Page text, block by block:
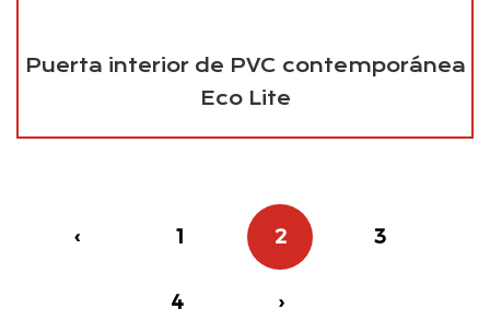
Puerta interior de PVC contemporánea
Eco Lite
‹ 1 2 3
4 ›